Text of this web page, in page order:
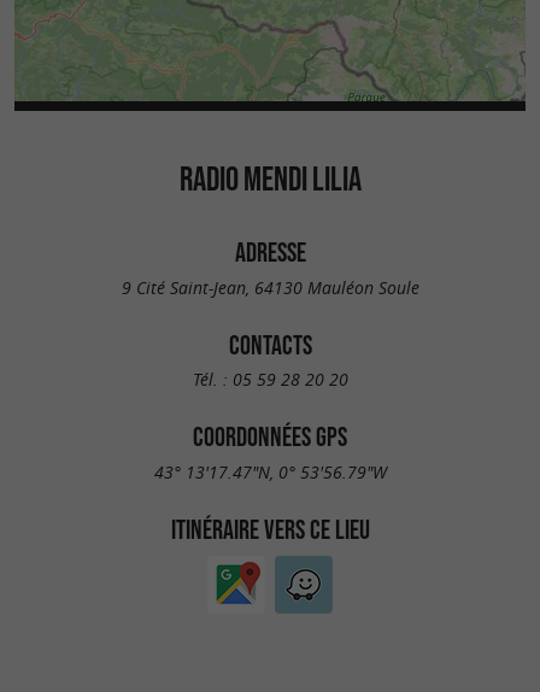
RADIO MENDI LILIA
ADRESSE
9 Cité Saint-Jean, 64130 Mauléon Soule
CONTACTS
Tél. : 05 59 28 20 20
COORDONNÉES GPS
43° 13'17.47"N, 0° 53'56.79"W
ITINÉRAIRE VERS CE LIEU